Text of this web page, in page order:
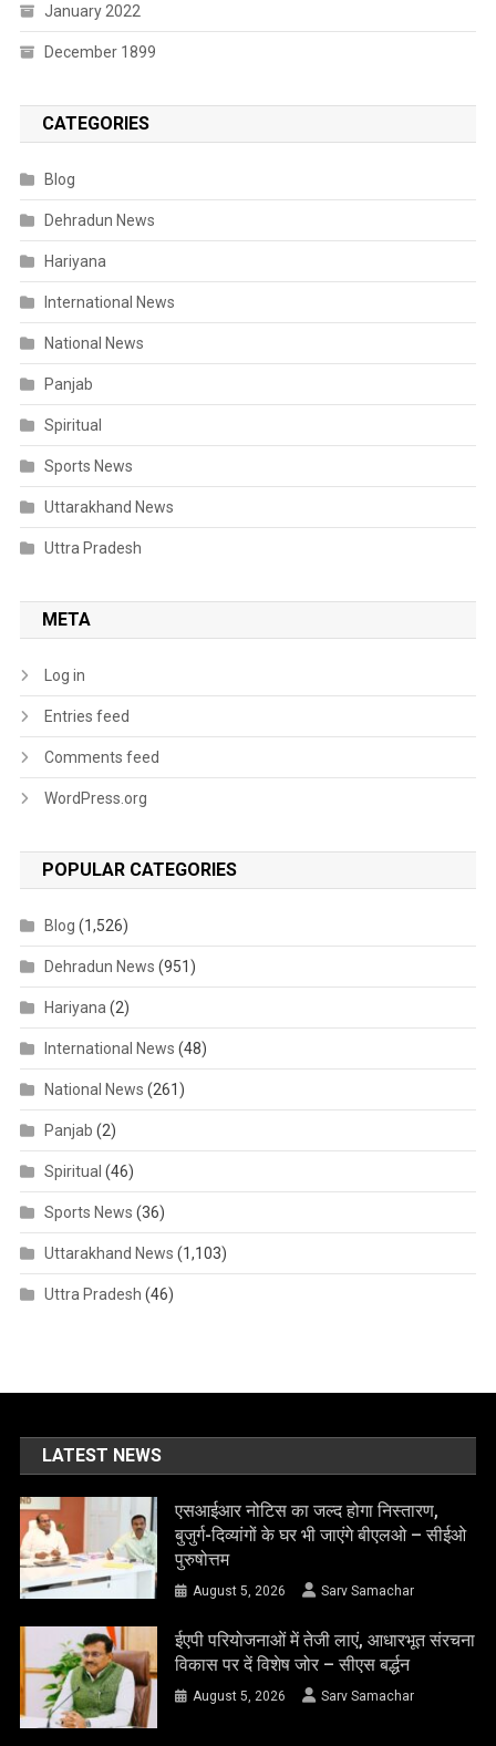
January 2022
December 1899
CATEGORIES
Blog
Dehradun News
Hariyana
International News
National News
Panjab
Spiritual
Sports News
Uttarakhand News
Uttra Pradesh
META
Log in
Entries feed
Comments feed
WordPress.org
POPULAR CATEGORIES
Blog (1,526)
Dehradun News (951)
Hariyana (2)
International News (48)
National News (261)
Panjab (2)
Spiritual (46)
Sports News (36)
Uttarakhand News (1,103)
Uttra Pradesh (46)
LATEST NEWS
एसआईआर नोटिस का जल्द होगा निस्तारण,
बुजुर्ग-दिव्यांगों के घर भी जाएंगे बीएलओ – सीईओ
पुरुषोत्तम
August 5, 2026 Sarv Samachar
ईएपी परियोजनाओं में तेजी लाएं, आधारभूत संरचना
विकास पर दें विशेष जोर – सीएस बर्द्धन
August 5, 2026 Sarv Samachar